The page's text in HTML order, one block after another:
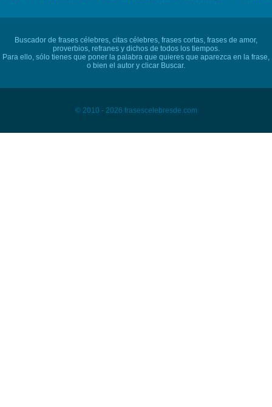
Buscador de frases célebres, citas célebres, frases cortas, frases de amor,
proverbios, refranes y dichos de todos los tiempos.
Para ello, sólo tienes que poner la palabra que quieres que aparezca en la frase,
o bien el autor y clicar Buscar.
© 2010 - 2026 frasescelebresde.com